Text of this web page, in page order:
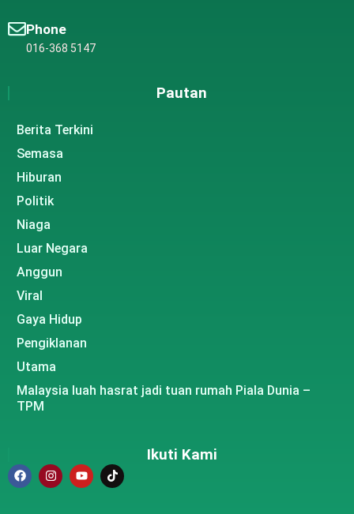
Phone
016-368 5147
Pautan
Berita Terkini
Semasa
Hiburan
Politik
Niaga
Luar Negara
Anggun
Viral
Gaya Hidup
Pengiklanan
Utama
Malaysia luah hasrat jadi tuan rumah Piala Dunia –
TPM
Ikuti Kami